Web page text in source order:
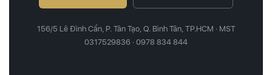
156/5 Lê Đình Cẩn, P. Tân Tạo, Q. Bình Tân, TP.HCM · MST
0317529836 · 0978 834 844